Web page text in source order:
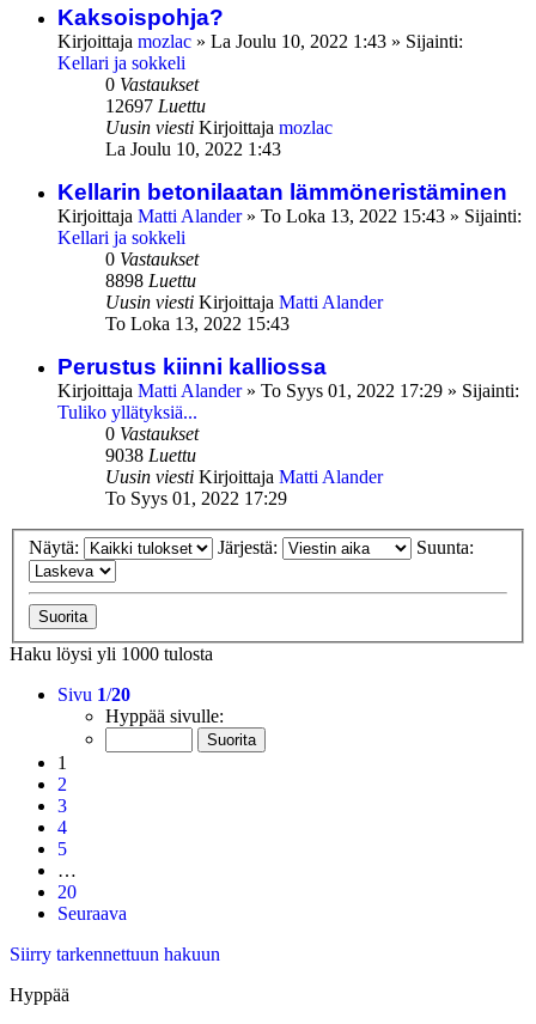
Kaksoispohja?
Kirjoittaja mozlac » La Joulu 10, 2022 1:43 » Sijainti:
Kellari ja sokkeli
0 Vastaukset
12697 Luettu
Uusin viesti Kirjoittaja mozlac
La Joulu 10, 2022 1:43
Kellarin betonilaatan lämmöneristäminen
Kirjoittaja Matti Alander» To Loka 13, 2022 15:43 » Sijainti:
Kellari ja sokkeli
0 Vastaukset
8898 Luettu
Uusin viesti Kirjoittaja Matti Alander
To Loka 13, 2022 15:43
Perustus kiinni kalliossa
Kirjoittaja Matti Alander» To Syys 01, 2022 17:29 » Sijainti:
Tuliko yllätyksiä...
0 Vastaukset
9038 Luettu
Uusin viesti Kirjoittaja Matti Alander
To Syys 01, 2022 17:29
Näytä: Järjestä: Suunta:
Haku löysi yli 1000 tulosta
Sivu 1/20
Hyppää sivulle:
1
2
3
4
5
…
20
Seuraava
Siirry tarkennettuun hakuun
Hyppää